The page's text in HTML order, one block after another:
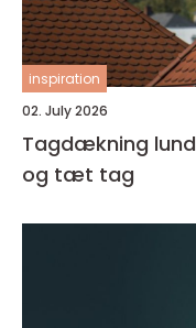
inspiration
02. July 2026
Tagdækning lund sådan får du et holdbart
og tæt tag